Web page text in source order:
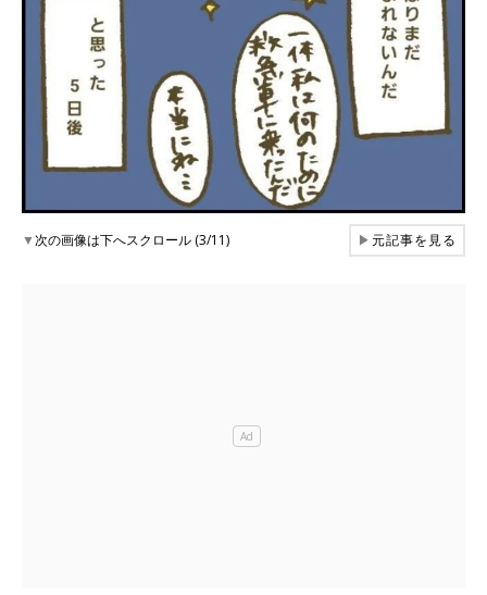
▼次の画像は下へスクロール (3/11) ▶元記事を見る